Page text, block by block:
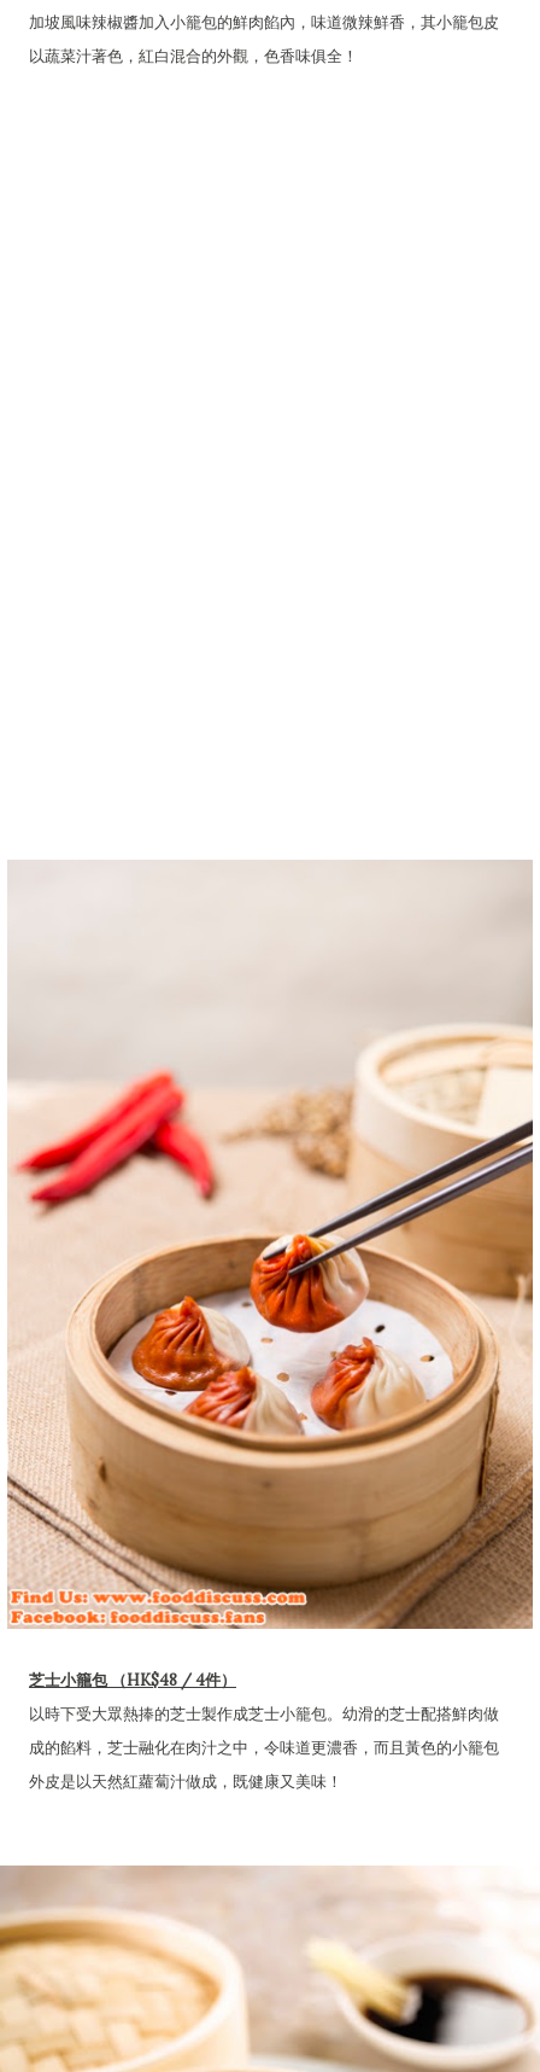
加坡風味辣椒醬加入小籠包的鮮肉餡內，味道微辣鮮香，其小籠包皮
以蔬菜汁著色，紅白混合的外觀，色香味俱全！
芝士小籠包 （HK$48 / 4件）
以時下受大眾熱捧的芝士製作成芝士小籠包。幼滑的芝士配搭鮮肉做
成的餡料，芝士融化在肉汁之中，令味道更濃香，而且黃色的小籠包
外皮是以天然紅蘿蔔汁做成，既健康又美味！